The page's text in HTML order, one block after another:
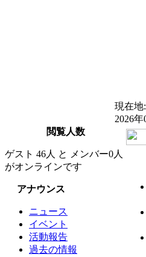
現在地:
2026年
閲覧人数
ゲスト 46人 と メンバー0人
がオンラインです
アナウンス
ニュース
イベント
活動報告
過去の情報